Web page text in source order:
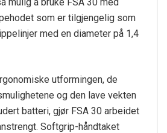
som er tilgjengelig som
med en diameter på 1,4
utformingen, de
og den lave vekten
batteri, gjør FSA 30 arbeidet
Softgrip-håndtaket